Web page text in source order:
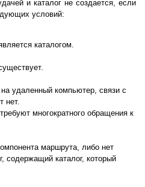
и каталог не создается, если
условий:
каталогом.
удаленный компьютер, связи с
нет.
многократного обращения к
маршрута, либо нет
содержащий каталог, который